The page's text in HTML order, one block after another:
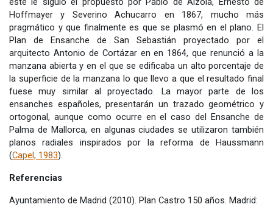
Hoffmayer y Severino Achucarro en 1867, mucho más
pragmático y que finalmente es que se plasmó en el plano. El
Plan de Ensanche de San Sebastián proyectado por el
arquitecto Antonio de Cortázar en en 1864, que renunció a la
manzana abierta y en el que se edificaba un alto porcentaje de
la superficie de la manzana lo que llevo a que el resultado final
fuese muy similar al proyectado. La mayor parte de los
ensanches españoles, presentarán un trazado geométrico y
ortogonal, aunque como ocurre en el caso del Ensanche de
Palma de Mallorca, en algunas ciudades se utilizaron también
planos radiales inspirados por la reforma de Haussmann
(Capel, 1983).
Referencias
Ayuntamiento de Madrid (2010). Plan Castro 150 años. Madrid: